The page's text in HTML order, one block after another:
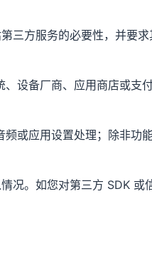
三方服务的必要性，并要
设备厂商、应用商店或支
或应用设置处理；除非功
况。如您对第三方 SDK 或